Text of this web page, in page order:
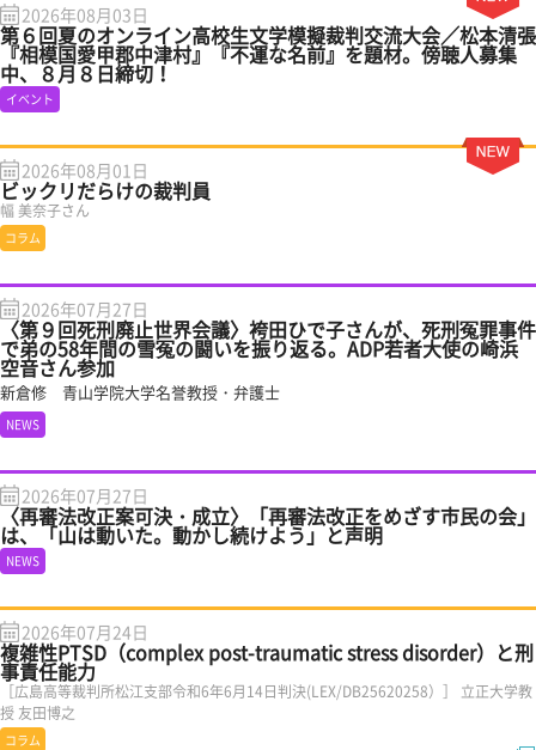
2026年08月03日
第６回夏のオンライン高校生文学模擬裁判交流大会／松本清張
『相模国愛甲郡中津村』『不運な名前』を題材。傍聴人募集
中、８月８日締切！
イベント
2026年08月01日
ビックリだらけの裁判員
幅 美奈子さん
コラム
2026年07月27日
〈第９回死刑廃止世界会議〉袴田ひで子さんが、死刑冤罪事件
で弟の58年間の雪冤の闘いを振り返る。ADP若者大使の崎浜
空音さん参加
新倉修 青山学院大学名誉教授・弁護士
NEWS
2026年07月27日
〈再審法改正案可決・成立〉「再審法改正をめざす市民の会」
は、「山は動いた。動かし続けよう」と声明
NEWS
2026年07月24日
複雑性PTSD（complex post-traumatic stress disorder）と刑
事責任能力
［広島高等裁判所松江支部令和6年6月14日判決(LEX/DB25620258）］ 立正大学教
授 友田博之
コラム